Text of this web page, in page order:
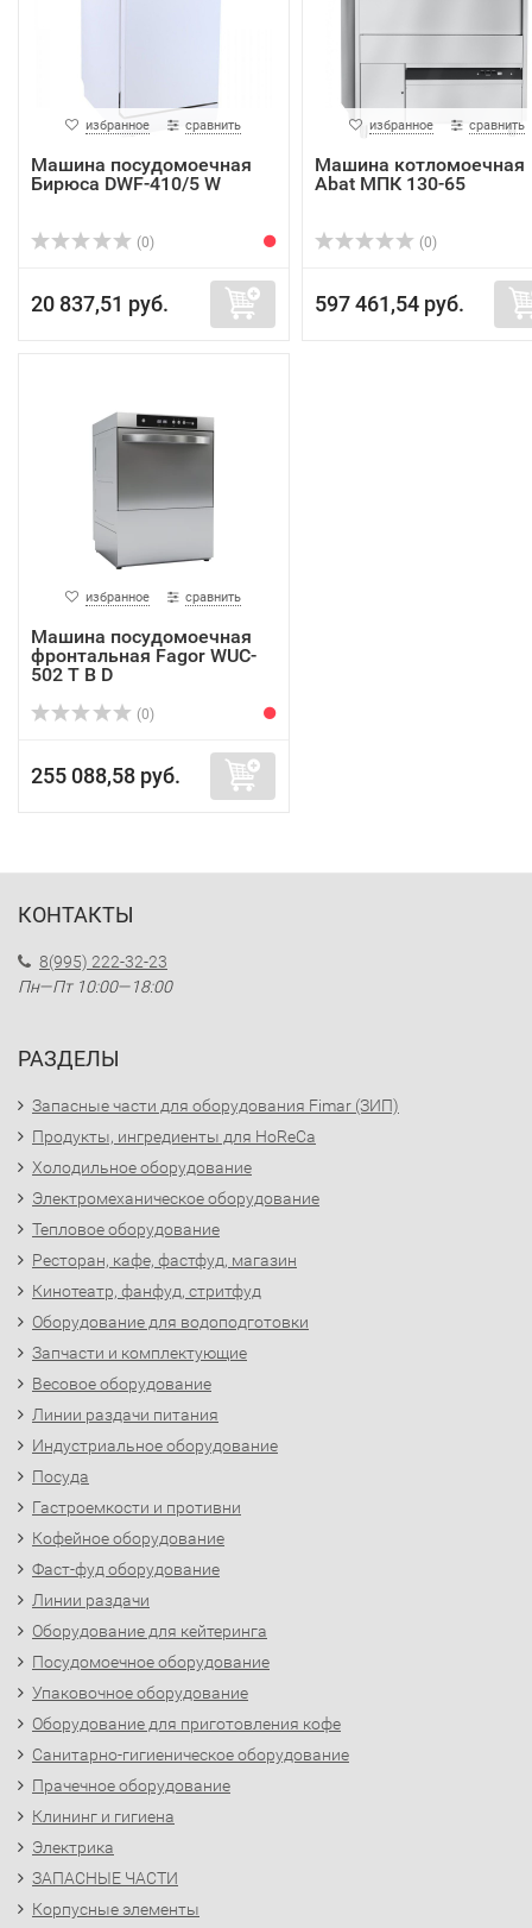
избранное сравнить
Машина посудомоечная
Бирюса DWF-410/5 W
(0)
20 837,51 руб.
избранное сравнить
Машина котломоечная
Abat МПК 130-65
(0)
597 461,54 руб.
избранное сравнить
Машина посудомоечная
фронтальная Fagor WUC-
502 T B D
(0)
255 088,58 руб.
КОНТАКТЫ
8(995) 222-32-23
Пн—Пт 10:00—18:00
РАЗДЕЛЫ
Запасные части для оборудования Fimar (ЗИП)
Продукты, ингредиенты для HoReCa
Холодильное оборудование
Электромеханическое оборудование
Тепловое оборудование
Ресторан, кафе, фастфуд, магазин
Кинотеатр, фанфуд, стритфуд
Оборудование для водоподготовки
Запчасти и комплектующие
Весовое оборудование
Линии раздачи питания
Индустриальное оборудование
Посуда
Гастроемкости и противни
Кофейное оборудование
Фаст-фуд оборудование
Линии раздачи
Оборудование для кейтеринга
Посудомоечное оборудование
Упаковочное оборудование
Оборудование для приготовления кофе
Санитарно-гигиеническое оборудование
Прачечное оборудование
Клининг и гигиена
Электрика
ЗАПАСНЫЕ ЧАСТИ
Корпусные элементы